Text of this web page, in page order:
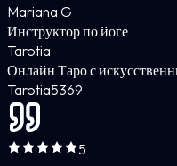
Mariana G
Инструктор по йоге
Tarotia
Онлайн Таро с
Tarotia5369
5